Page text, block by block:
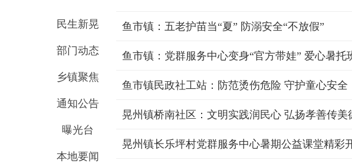
民生新晃
部门动态
乡镇聚焦
通知公告
曝光台
本地要闻
鱼市镇：五老护苗当“夏” 防溺安全“不放假”
鱼市镇：党群服务中心变身“官方带娃” 爱心暑托
鱼市镇民政社工站：防范烫伤危险 守护童心安全
晃州镇桥南社区：文明实践润民心 弘扬孝善传美
晃州镇长乐坪村党群服务中心暑期公益课堂精彩